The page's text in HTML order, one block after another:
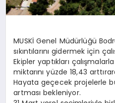
MUSKİ Genel Müdürlüğü
sıkıntılarını gidermek için
Ekipler yaptıkları
miktarını yüzde 18,43
Hayata geçecek projelerle
artması bekleniyor.